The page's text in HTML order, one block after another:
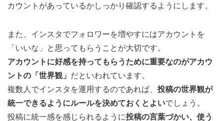
カウントがあっているかしっかり確認するようにします。
また、インスタでフォロワーを増やすにはアカウントを
「いいな」と思ってもらうことが大切です。
アカウントに好感を持ってもらうために重要なのがアカウ
ントの「世界観」 だといわれています。
複数人でインスタを運用するのであれば、 投稿の世界観が
統一できるようにルールを決めておくとよいでしょう。
投稿に統一感を感じられるように投稿の言葉づかい、使う